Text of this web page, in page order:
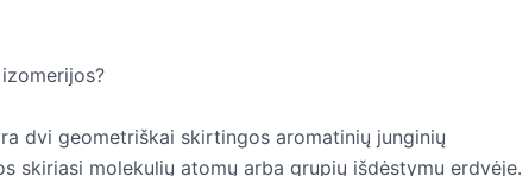
dvi geometriškai skirtingos aromatinių junginių
skiriasi molekulių atomų arba grupių išdėstymu erdvėje.